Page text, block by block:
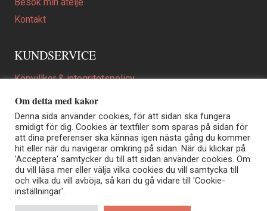
Kontakt
KUNDSERVICE
Köpvillkor & integritetspolicy
Att beställa ett personligt utformat konstverk
En personligare gåva
FAQ
Elisabeth Biström | Akvarellkonstnär | Norrtälje
Sjöängstorpet AB, org.nr 556373-5447
Om detta med kakor
Denna sida använder cookies, för att sidan ska fungera
smidigt för dig. Cookies är textfiler som sparas på sidan för
att dina preferenser ska kännas igen nästa gång du kommer
hit eller när du navigerar omkring på sidan. När du klickar på
'Acceptera' samtycker du till att sidan använder cookies. Om
du vill läsa mer eller välja vilka cookies du vill samtycka till
och vilka du vill avböja, så kan du gå vidare till 'Cookie-
inställningar'.